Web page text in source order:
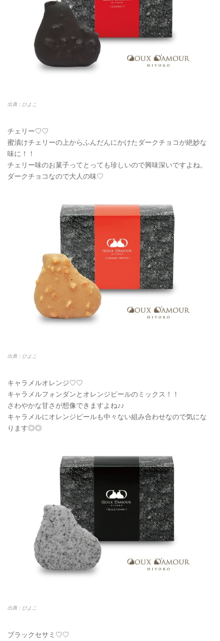
出典：ひよこ
チェリー♡♡
蜜漬けチェリーの上からふんだんにかけたダークチョコが絶妙な
味に！！
チェリー味のお菓子ってとっても珍しいので興味深いですよね。
ダークチョコなので大人の味♡
出典：ひよこ
キャラメルオレンジ♡♡
キャラメルフォンダンとオレンジピールのミックス！！
さわやかな甘さが想像できますよね♪♪
キャラメルにオレンジピールも中々ない組み合わせなので気にな
ります◎◎
出典：ひよこ
ブラックセサミ♡♡